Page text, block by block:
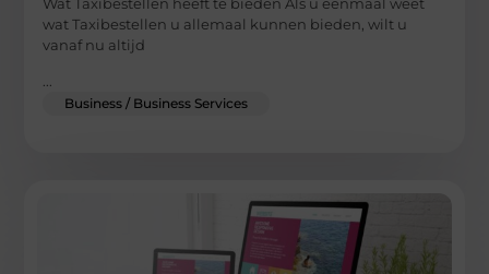
wat Taxibestellen u allemaal kunnen bieden, wilt u
vanaf nu altijd
Business / Business Services